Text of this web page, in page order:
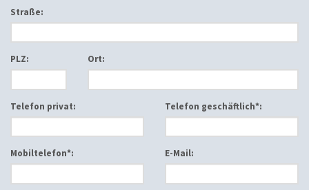
Straße:
PLZ: Ort:
Telefon privat: Telefon geschäftlich*:
Mobiltelefon*: E-Mail: